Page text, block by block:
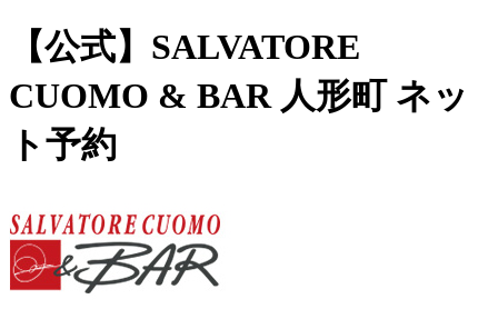
【公式】SALVATORE
CUOMO & BAR 人形町 ネッ
ト予約